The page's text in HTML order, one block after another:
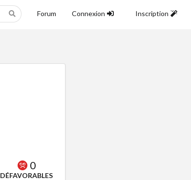
Forum Connexion Inscription
0
DÉFAVORABLES